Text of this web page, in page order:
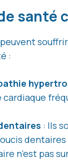
santé
:
cardiaque
: Ils
n’est pas